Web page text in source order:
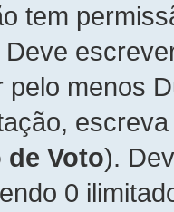
tem
pelo menos
Voto).
0